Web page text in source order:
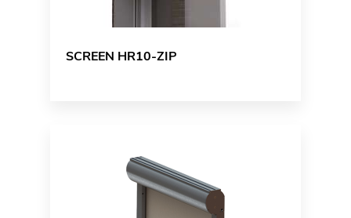
SCREEN HR10-ZIP